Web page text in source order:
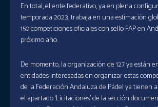
En total, el ente federativo, ya en plena
temporada 2023, trabaja en una estimación
150 competiciones oficiales con sello FAP en
próximo año.
De momento, la organización de 127 ya están
entidades interesadas en organizar estas
de la Federación Andaluza de Pádel ya tienen
el apartado ‘Licitaciones’ de la sección